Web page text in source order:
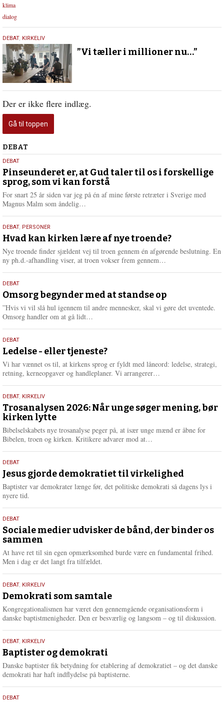
klima
dialog
13.
oktober
2024
DEBAT, KIRKELIV
”Vi tæller i millioner nu…”
Der er ikke flere indlæg.
Gå til toppen
Debat
DEBAT
5.
august
2026
DEBAT
Pinseunderet er, at Gud taler til os i forskellige
sprog, som vi kan forstå
For snart 25 år siden var jeg på én af mine første retræter i Sverige med
Magnus Malm som åndelig…
e
r
e
25.
juli
2026
DEBAT, PERSONER
Hvad kan kirken lære af nye troende?
Nye troende finder sjældent vej til troen gennem én afgørende beslutning. En
ny ph.d.-afhandling viser, at troen vokser frem gennem…
e
r
e
9.
juli
2026
DEBAT
Omsorg begynder med at standse op
”Hvis vi vil slå hul igennem til andre mennesker, skal vi gøre det uventede.
Omsorg handler om at gå lidt…
e
r
e
10.
juni
2026
DEBAT
Ledelse - eller tjeneste?
Vi har vænnet os til, at kirkens sprog er fyldt med låneord: ledelse, strategi,
retning, kerneopgaver og handleplaner. Vi arrangerer…
e
2.
juni
2026
DEBAT, KIRKELIV
Trosanalysen 2026: Når unge søger mening, bør
kirken lytte
Bibelselskabets nye trosanalyse peger på, at især unge mænd er åbne for
Bibelen, troen og kirken. Kritikere advarer mod at…
e
r
18.
maj
2026
DEBAT
Jesus gjorde demokratiet til virkelighed
Baptister var demokrater længe før, det politiske demokrati så dagens lys i
nyere tid.
18.
maj
2026
DEBAT
Sociale medier udvisker de bånd, der binder os
sammen
At have ret til sin egen opmærksomhed burde være en fundamental frihed.
Men i dag er det langt fra tilfældet.
18.
maj
2026
DEBAT, KIRKELIV
Demokrati som samtale
Kongregationalismen har været den gennemgående organisationsform i
danske baptistmenigheder. Den er besværlig og langsom – og til diskussion.
18.
maj
2026
DEBAT, KIRKELIV
Baptister og demokrati
Danske baptister fik betydning for etablering af demokratiet – og det danske
demokrati har haft indflydelse på baptisterne.
18.
DEBAT